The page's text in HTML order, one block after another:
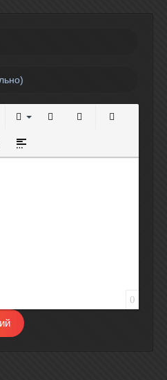
ссылкутекста
цитаты
Вставка спойлера
0